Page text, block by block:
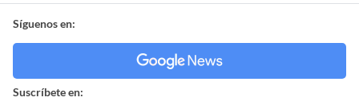
Síguenos en:
Suscríbete en: